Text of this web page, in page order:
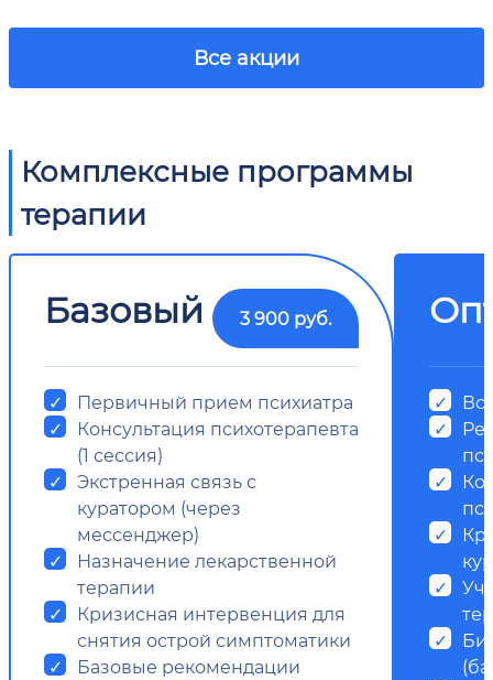
Все акции
Комплексные программы
терапии
Базовый 3 900 руб.
Первичный прием психиатра
Консультация психотерапевта
(1 сессия)
Экстренная связь с
куратором (через
мессенджер)
Назначение лекарственной
терапии
Кризисная интервенция для
снятия острой симптоматики
Базовые рекомендации